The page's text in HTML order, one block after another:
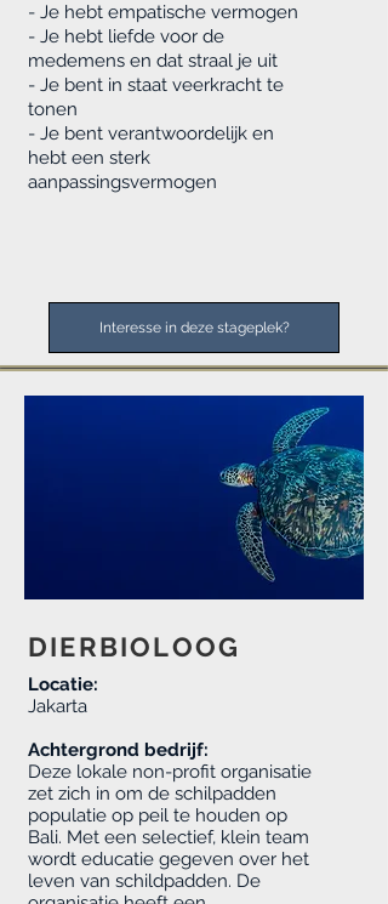
- Je hebt empatische vermogen
- Je hebt liefde voor de
medemens en dat straal je uit
- Je bent in staat veerkracht te
tonen
- Je bent verantwoordelijk en
hebt een sterk
aanpassingsvermogen
Interesse in deze stageplek?
DIERBIOLOOG
Locatie:
Jakarta
Achtergrond bedrijf:
Deze lokale non-profit organisatie
zet zich in om de schilpadden
populatie op peil te houden op
Bali. Met een selectief, klein team
wordt educatie gegeven over het
leven van schildpadden. De